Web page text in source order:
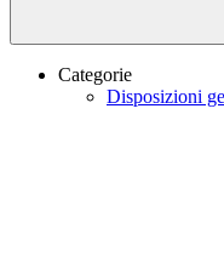
Categorie
Disposizioni